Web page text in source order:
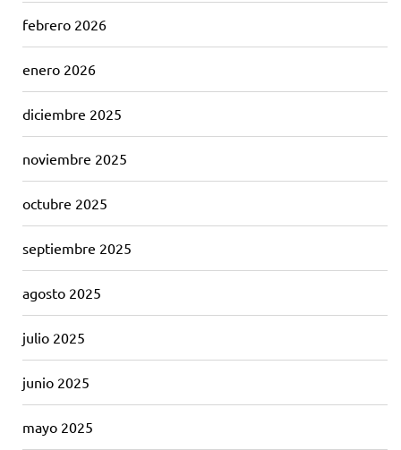
febrero 2026
enero 2026
diciembre 2025
noviembre 2025
octubre 2025
septiembre 2025
agosto 2025
julio 2025
junio 2025
mayo 2025